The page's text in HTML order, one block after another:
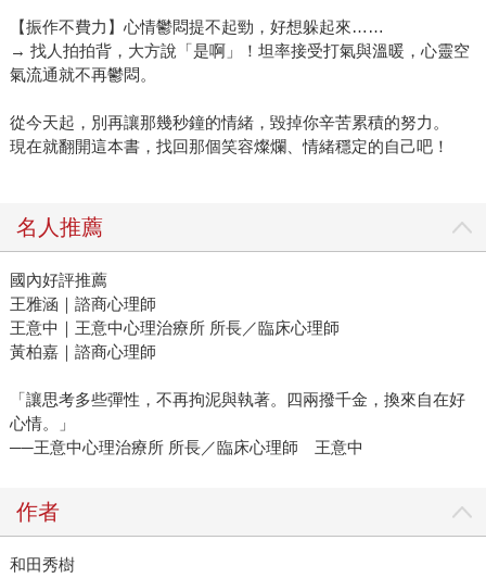
【振作不費力】心情鬱悶提不起勁，好想躲起來……
→ 找人拍拍背，大方說「是啊」！坦率接受打氣與溫暖，心靈空
氣流通就不再鬱悶。
從今天起，別再讓那幾秒鐘的情緒，毀掉你辛苦累積的努力。
現在就翻開這本書，找回那個笑容燦爛、情緒穩定的自己吧！
名人推薦
國內好評推薦
王雅涵｜諮商心理師
王意中｜王意中心理治療所 所長／臨床心理師
黃柏嘉｜諮商心理師
「讓思考多些彈性，不再拘泥與執著。四兩撥千金，換來自在好
心情。」
──王意中心理治療所 所長／臨床心理師 王意中
作者
和田秀樹